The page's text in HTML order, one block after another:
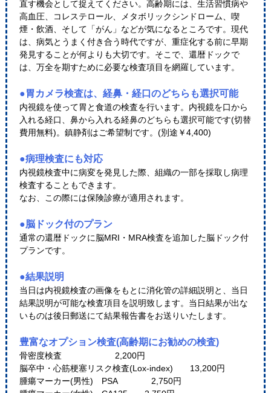
直す機会として捉えてください。高齢期には、生活習慣病や
高血圧、コレステロール、メタボリックシンドローム、喫
煙・飲酒、そして「がん」などが気になるところです。現代
は、病気とうまく付き合う時代ですが、重症化する前に早期
発見することが何よりも大切です。そこで、還暦ドックで
は、万全を期すために必要な検査項目を網羅しています。
●胃カメラ検査は、経鼻・経口のどちらも選択可能
内視鏡を使って胃と食道の検査を行います。内視鏡を口から
入れる経口、鼻から入れる経鼻のどちらも選択可能です(切替
費用無料)。鎮静剤はご希望制です。(別途￥4,400)
●病理検査にも対応
内視鏡検査中に病変を発見した際、組織の一部を採取し病理
検査することもできます。
なお、この際には保険診療が適用されます。
●脳ドック付のプラン
通常の還暦ドックに脳MRI・MRA検査を追加した脳ドック付
プランです。
●結果説明
当日は内視鏡検査の画像をもとに消化管の詳細説明と、当日
結果説明が可能な検査項目を説明致します。当日結果が出な
いものは後日郵送にて結果報告書をお送りいたします。
豊富なオプション検査(高齢期にお勧めの検査)
骨密度検査 2,200円
脳卒中・心筋梗塞リスク検査(Lox-index) 13,200円
腫瘍マーカー(男性) PSA 2,750円